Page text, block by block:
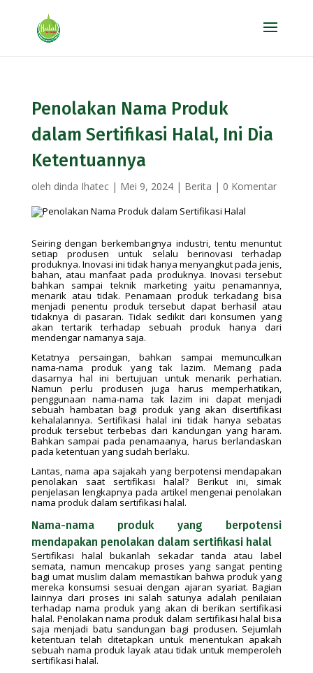
Penolakan Nama Produk
dalam Sertifikasi Halal, Ini Dia
Ketentuannya
oleh dinda Ihatec| Mei 9, 2024| Berita | 0 Komentar
Seiring dengan berkembangnya industri, tentu menuntut
setiap produsen untuk selalu berinovasi terhadap
produknya. Inovasi ini tidak hanya menyangkut pada jenis,
bahan, atau manfaat pada produknya. Inovasi tersebut
bahkan sampai teknik marketing yaitu penamannya,
menarik atau tidak. Penamaan produk terkadang bisa
menjadi penentu produk tersebut dapat berhasil atau
tidaknya di pasaran. Tidak sedikit dari konsumen yang
akan tertarik terhadap sebuah produk hanya dari
mendengar namanya saja.
Ketatnya persaingan, bahkan sampai memunculkan
nama-nama produk yang tak lazim. Memang pada
dasarnya hal ini bertujuan untuk menarik perhatian.
Namun perlu produsen juga harus memperhatikan,
penggunaan nama-nama tak lazim ini dapat menjadi
sebuah hambatan bagi produk yang akan disertifikasi
kehalalannya. Sertifikasi halal ini tidak hanya sebatas
produk tersebut terbebas dari kandungan yang haram.
Bahkan sampai pada penamaanya, harus berlandaskan
pada ketentuan yang sudah berlaku.
Lantas, nama apa sajakah yang berpotensi mendapakan
penolakan saat sertifikasi halal? Berikut ini, simak
penjelasan lengkapnya pada artikel mengenai penolakan
nama produk dalam sertifikasi halal.
Nama-nama produk yang berpotensi
mendapakan penolakan dalam sertifikasi halal
Sertifikasi halal bukanlah sekadar tanda atau label
semata, namun mencakup proses yang sangat penting
bagi umat muslim dalam memastikan bahwa produk yang
mereka konsumsi sesuai dengan ajaran syariat. Bagian
lainnya dari proses ini salah satunya adalah penilaian
terhadap nama produk yang akan di berikan sertifikasi
halal. Penolakan nama produk dalam sertifikasi halal bisa
saja menjadi batu sandungan bagi produsen. Sejumlah
ketentuan telah ditetapkan untuk menentukan apakah
sebuah nama produk layak atau tidak untuk memperoleh
sertifikasi halal.